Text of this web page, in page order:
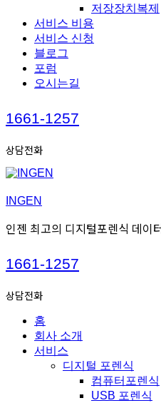
저장장치복제
서비스 비용
서비스 신청
블로그
포럼
오시는길
Call
1661-1257
상담전화
INGEN
인젠 최고의 디지털포렌식 데이
Call
1661-1257
상담전화
홈
회사 소개
서비스
디지털 포렌식
컴퓨터포렌식
USB 포렌식